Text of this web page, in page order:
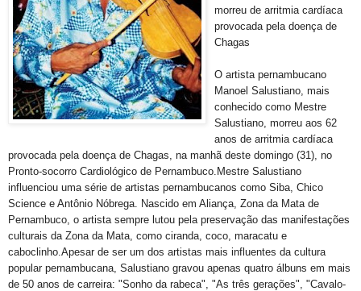
morreu de arritmia cardíaca
provocada pela doença de
Chagas
O artista pernambucano
Manoel Salustiano, mais
conhecido como Mestre
Salustiano, morreu aos 62
anos de arritmia cardíaca
provocada pela doença de Chagas, na manhã deste domingo (31), no
Pronto-socorro Cardiológico de Pernambuco.Mestre Salustiano
influenciou uma série de artistas pernambucanos como Siba, Chico
Science e Antônio Nóbrega. Nascido em Aliança, Zona da Mata de
Pernambuco, o artista sempre lutou pela preservação das manifestações
culturais da Zona da Mata, como ciranda, coco, maracatu e
caboclinho.Apesar de ser um dos artistas mais influentes da cultura
popular pernambucana, Salustiano gravou apenas quatro álbuns em mais
de 50 anos de carreira: "Sonho da rabeca", "As três gerações", "Cavalo-